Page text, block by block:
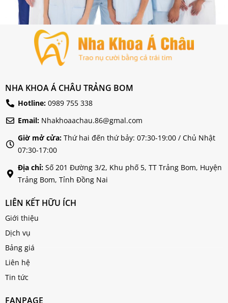
NHA KHOA Á CHÂU TRẢNG BOM
Hotline: 0989 755 338
Email: Nhakhoaachau.86@gmal.com
Giờ mở cửa: Thứ hai đến thứ bảy: 07:30-19:00 / Chủ Nhật
07:30-17:00
Địa chỉ: Số 201 Đường 3/2, Khu phố 5, TT Trảng Bom, Huyện
Trảng Bom, Tỉnh Đồng Nai
LIÊN KẾT HỮU ÍCH
Giới thiệu
Dịch vụ
Bảng giá
Liên hệ
Tin tức
FANPAGE